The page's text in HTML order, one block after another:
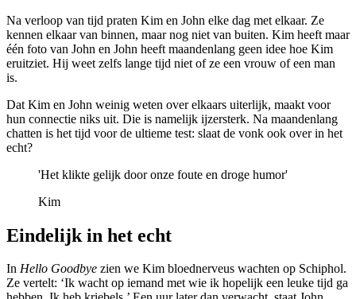
Na verloop van tijd praten Kim en John elke dag met elkaar. Ze
kennen elkaar van binnen, maar nog niet van buiten. Kim heeft maar
één foto van John en John heeft maandenlang geen idee hoe Kim
eruitziet. Hij weet zelfs lange tijd niet of ze een vrouw of een man
is.
Dat Kim en John weinig weten over elkaars uiterlijk, maakt voor
hun connectie niks uit. Die is namelijk ijzersterk. Na maandenlang
chatten is het tijd voor de ultieme test: slaat de vonk ook over in het
echt?
'Het klikte gelijk door onze foute en droge humor'
Kim
Eindelijk in het echt
In Hello Goodbye zien we Kim bloednerveus wachten op Schiphol.
Ze vertelt: ‘Ik wacht op iemand met wie ik hopelijk een leuke tijd ga